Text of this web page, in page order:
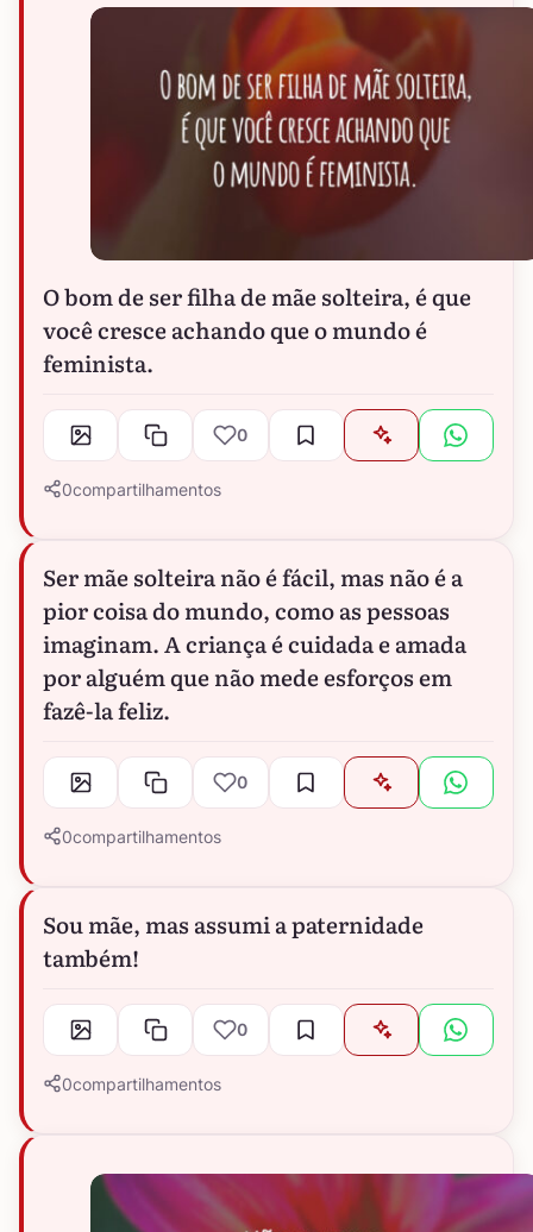
O bom de ser filha de mãe solteira, é que
você cresce achando que o mundo é
feminista.
0
0compartilhamentos
Ser mãe solteira não é fácil, mas não é a
pior coisa do mundo, como as pessoas
imaginam. A criança é cuidada e amada
por alguém que não mede esforços em
fazê-la feliz.
0
0compartilhamentos
Sou mãe, mas assumi a paternidade
também!
0
0compartilhamentos